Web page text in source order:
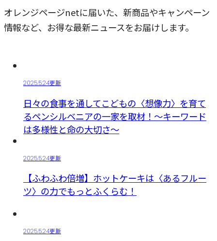
オレンジページnetに届いた、新商品やキャンペーン
情報など、お得な最新ニュースをお届けします。
2025.5.24更新
日々の食事を通してこどもの〈想像力〉を育て
るペンシルベニアの一家を取材！～キーワード
は多様性と命の大切さ～
2025.5.24更新
【ふわふわ倍増】ホットケーキは〈あるフルー
ツ〉の力でもっとふくらむ！
2025.5.24更新